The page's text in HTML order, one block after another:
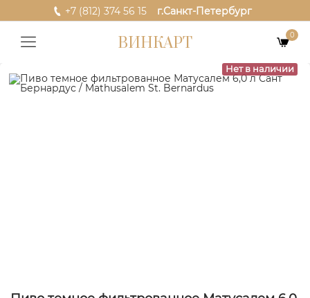
+7 (812) 374 56 15 г.Санкт-Петербург
ВИНКАРТ 0
Нет в наличии